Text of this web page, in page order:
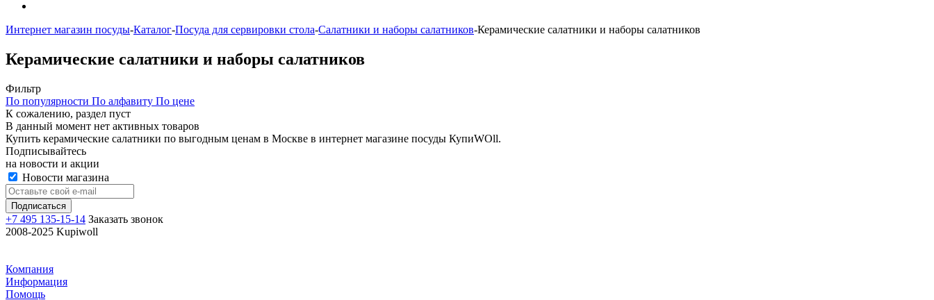
Интернет магазин посуды-Каталог-Посуда для сервировки стола-Салатники и наборы салатников-Керамические салатники и наборы салатников
Керамические салатники и наборы салатников
Фильтр
По популярности По алфавиту По цене
К сожалению, раздел пуст
В данный момент нет активных товаров
Купить керамические салатники по выгодным ценам в Москве в интернет магазине посуды КупиWOll.
Подписывайтесь
на новости и акции
Новости магазина
+7 495 135-15-14 Заказать звонок
2008-2025 Kupiwoll
Компания
Информация
Помощь